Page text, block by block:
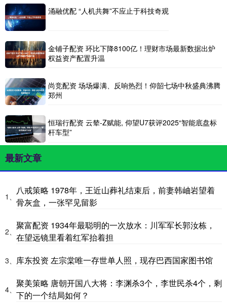
涌融优配 “人机共舞”不应止于科技奇观
金铺子配资 环比下降8100亿！理财市场最新数据出炉
权益资产配置升温
尚竞配资 场场爆满、反响热烈！仰韶七场中秋盛典沸腾
郑州
恒瑞行配资 云辇-Z赋能, 仰望U7获评2025“智能底盘标
杆车型”
最新文章
1、
八戒策略 1978年，王近山葬礼结束后，前妻韩岫岩望着
骨灰盒，一张罕见留影
2、
聚富配资 1934年最聪明的一次放水：川军军长郭汝栋，
在望远镜里看着红军抬着担
3、 库东投资 左宗棠唯一存世单人照，现存巴西国家图书馆
4、
聚美策略 唐朝开国八大将：李渊杀3个，李世民杀4个，剩
下的一个结局如何？